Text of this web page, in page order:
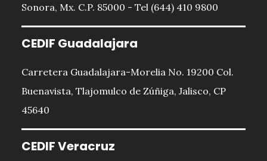
Sonora, Mx. C.P. 85000 - Tel (644) 410 9800
CEDIF Guadalajara
Carretera Guadalajara-Morelia No. 19200 Col.
Buenavista, Tlajomulco de Zúñiga, Jalisco, CP
45640
CEDIF Veracruz